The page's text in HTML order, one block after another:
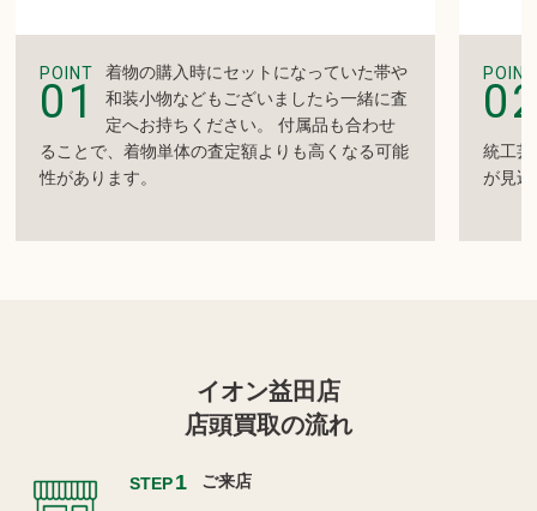
POINT
01
着物の購入時にセットになっていた帯や
和装小物などもございましたら一緒に査
定へお持ちください。 付属品も合わせ
ることで、着物単体の査定額よりも高くなる可能
性があります。
POINT
統工
が見
イオン益田店
店頭買取の流れ
STEP1 ご来店